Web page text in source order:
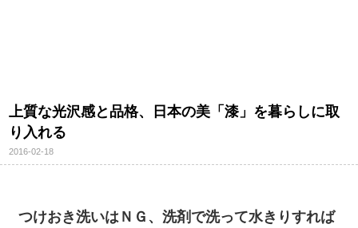
上質な光沢感と品格、日本の美「漆」を暮らしに取
り入れる
2016-02-18
つけおき洗いはＮＧ、洗剤で洗って水きりすれば